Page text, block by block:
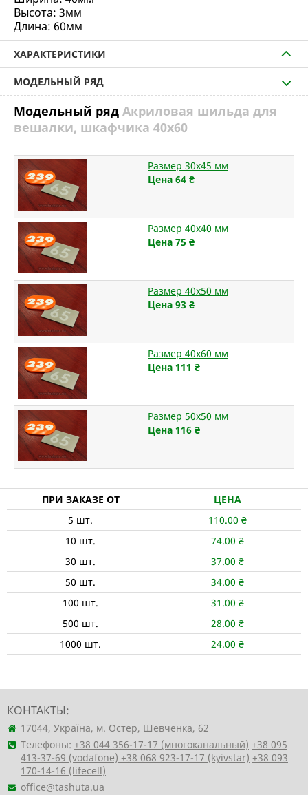
Высота: 3мм
Длина: 60мм
ХАРАКТЕРИСТИКИ
МОДЕЛЬНЫЙ РЯД
Модельный ряд Акриловая шильда для
вешалки, шкафчика 40х60
Размер 30х45 мм
Цена 64 ₴
Размер 40х40 мм
Цена 75 ₴
Размер 40х50 мм
Цена 93 ₴
Размер 40х60 мм
Цена 111 ₴
Размер 50х50 мм
Цена 116 ₴
ПРИ ЗАКАЗЕ ОТ
ЦЕНА
5 шт. 110.00 ₴
10 шт. 74.00 ₴
30 шт. 37.00 ₴
50 шт. 34.00 ₴
100 шт. 31.00 ₴
500 шт. 28.00 ₴
1000 шт. 24.00 ₴
КОНТАКТЫ:
17044, Україна, м. Остер, Шевченка, 62
Телефоны: +38 044 356-17-17 (многоканальный) +38 095
413-37-69 (vodafone) +38 068 923-17-17 (kyivstar) +38 093
170-14-16 (lifecell)
office@tashuta.ua